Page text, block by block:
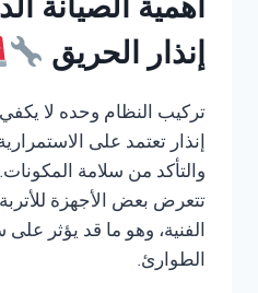
أهمية الصيانة
إنذار الحريق
تركيب النظام وحده لا
إنذار تعتمد على
والتأكد من سلامة
تتعرض بعض الأجهزة للأتربة
الفنية، وهو ما قد يؤثر
الطوارئ.